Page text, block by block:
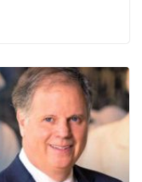
his right hand
done, you go on,
the princes
only know that
to ground, but
the meaning of
government right